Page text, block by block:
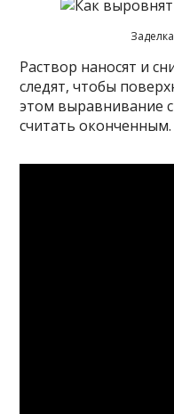
Раствор наносят и
следят, чтобы
этом выравнивание
считать оконченным.